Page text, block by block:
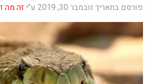
פורסם בתאריך נובמבר 30, 2019 ע"י זה מה זה